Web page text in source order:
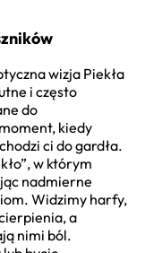
wizja Piekła
i często
do
kiedy
ci do gardła.
w którym
nadmierne
Widzimy harfy,
a
nimi ból.